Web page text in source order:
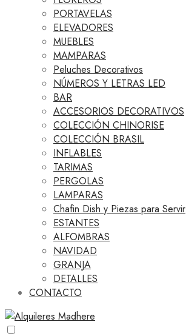
PORTAVELAS
ELEVADORES
MUEBLES
MAMPARAS
Peluches Decorativos
NÚMEROS Y LETRAS LED
BAR
ACCESORIOS DECORATIVOS
COLECCIÓN CHINORISE
COLECCIÓN BRASIL
INFLABLES
TARIMAS
PERGOLAS
LAMPARAS
Chafin Dish y Piezas para Servir
ESTANTES
ALFOMBRAS
NAVIDAD
GRANJA
DETALLES
CONTACTO